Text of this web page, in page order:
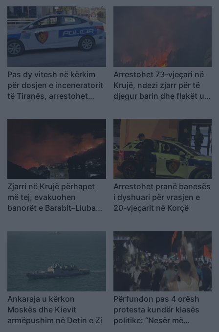
Pas dy vitesh në kërkim
për dosjen e inceneratorit
të Tiranës, arrestohet
Palasë
Arrestohet 73-vjeçari në
Krujë, ndezi zjarr për të
djegur barin dhe flakët u
Zjarri në Krujë përhapet
më tej, evakuohen
banorët e Barabit–Lluban,
armatimesh
Arrestohet pranë banesës
i dyshuari për vrasjen e
20-vjeçarit në Korçë
Ankaraja u kërkon
Moskës dhe Kievit
armëpushim në Detin e Zi
Përfundon pas 4 orësh
protesta kundër klasës
politike: “Nesër më